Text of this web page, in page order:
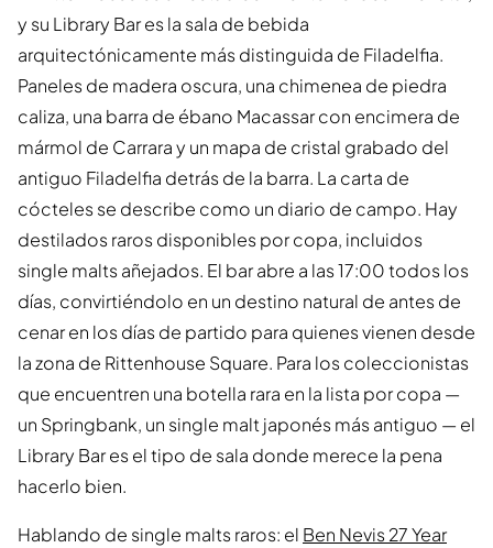
y su Library Bar es la sala de bebida
arquitectónicamente más distinguida de Filadelfia.
Paneles de madera oscura, una chimenea de piedra
caliza, una barra de ébano Macassar con encimera de
mármol de Carrara y un mapa de cristal grabado del
antiguo Filadelfia detrás de la barra. La carta de
cócteles se describe como un diario de campo. Hay
destilados raros disponibles por copa, incluidos
single malts añejados. El bar abre a las 17:00 todos los
días, convirtiéndolo en un destino natural de antes de
cenar en los días de partido para quienes vienen desde
la zona de Rittenhouse Square. Para los coleccionistas
que encuentren una botella rara en la lista por copa —
un Springbank, un single malt japonés más antiguo — el
Library Bar es el tipo de sala donde merece la pena
hacerlo bien.
Hablando de single malts raros: el Ben Nevis 27 Year